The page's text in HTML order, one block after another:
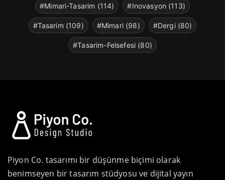
#Mimari-Tasarim (114) #Inovasyon (113)
#Tasarim (109) #Mimari (98) #Dergi (80)
#Tasarim-Felsefesi (80)
Piyon Co. tasarımı bir düşünme biçimi olarak
benimseyen bir tasarım stüdyosu ve dijital yayın